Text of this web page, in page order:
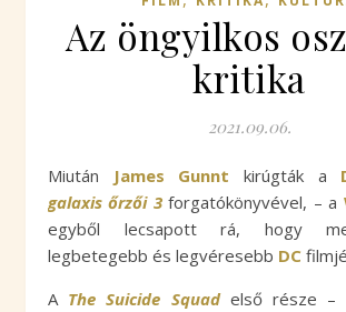
Az öngyilkos
kritika
2021.09.06.
Miután James Gunnt kirúgták a
galaxis őrzői 3forgatókönyvével, – a
egyből lecsapott rá, hogy
legbetegebb és legvéresebb DC
A The Suicide Squad első része –